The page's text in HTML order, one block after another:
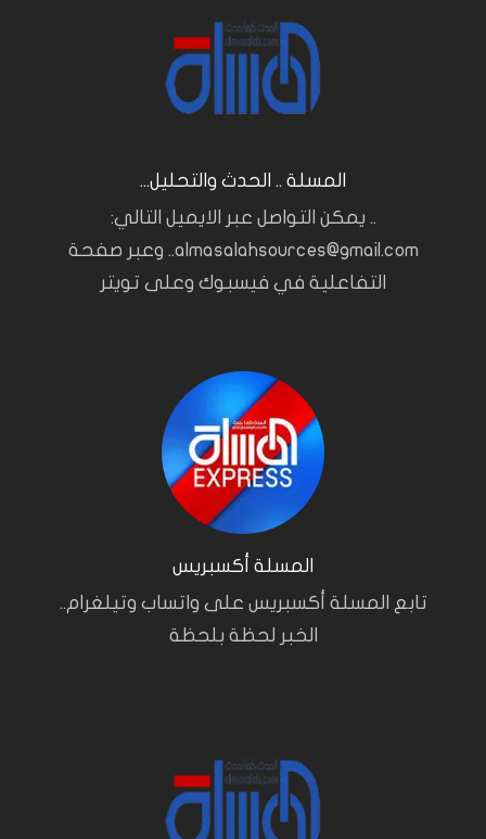
المسلة .. الحدث والتحليل...
.. يمكن التواصل عبر الايميل التالي:
almasalahsources@gmail.com.. وعبر صفحة
التفاعلية في فيسبوك وعلى تويتر
المسلة أكسبريس
تابع المسلة أكسبريس على واتساب وتيلغرام..
الخبر لحظة بلحظة